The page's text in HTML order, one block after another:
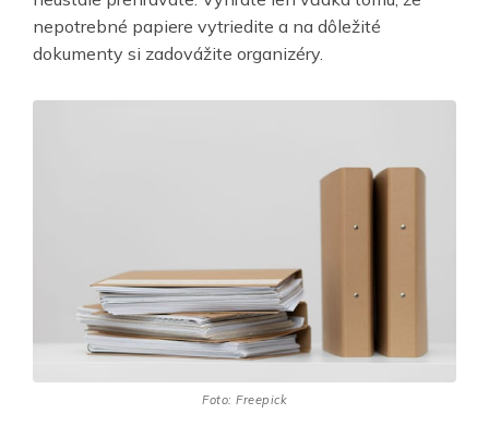
nepotrebné papiere vytriedite a na dôležité
dokumenty si zadovážite organizéry.
Foto: Freepick